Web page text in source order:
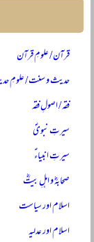
قرآن / علومِ قرآن
حدیث و سنت / علومِ
فقہ / اصولِ فقہ
سیرتِ نبویؐ
سیرتِ انبیاءؑ
صحابہؓ و اہلِ بیتؓ
اسلام اور سیاست
اسلام اور عدلیہ